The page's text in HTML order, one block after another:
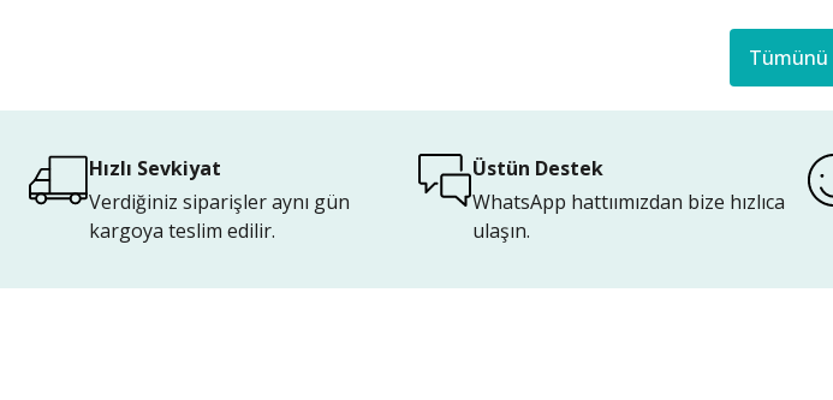
Tümünü
Hızlı Sevkiyat
Verdiğiniz siparişler aynı gün
kargoya teslim edilir.
Üstün Destek
WhatsApp hattıımızdan bize hızlıca
ulaşın.